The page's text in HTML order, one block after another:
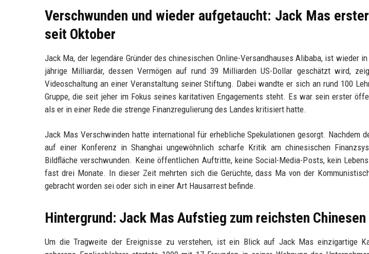
Verschwunden und wieder aufgetaucht: Jack Mas
seit Oktober
Jack Ma, der legendäre Gründer des chinesischen Online-Versandhauses Alibaba, ist wieder
jährige Milliardär, dessen Vermögen auf rund 39 Milliarden US-Dollar geschätzt wird,
Videoschaltung an einer Veranstaltung seiner Stiftung. Dabei wandte er sich an rund 100
Gruppe, die seit jeher im Fokus seines karitativen Engagements steht. Es war sein erster
als er in einer Rede die strenge Finanzregulierung des Landes kritisiert hatte.
Jack Mas Verschwinden hatte international für erhebliche Spekulationen gesorgt. Nachdem
auf einer Konferenz in Shanghai ungewöhnlich scharfe Kritik am chinesischen
Bildfläche verschwunden. Keine öffentlichen Auftritte, keine Social-Media-Posts, kein
fast drei Monate. In dieser Zeit mehrten sich die Gerüchte, dass Ma von der
gebracht worden sei oder sich in einer Art Hausarrest befinde.
Hintergrund: Jack Mas Aufstieg zum reichsten Chinesen
Um die Tragweite der Ereignisse zu verstehen, ist ein Blick auf Jack Mas einzigartige